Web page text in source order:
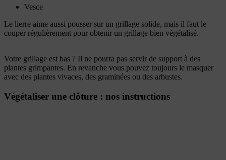
Vesce
Le lierre aime aussi pousser sur un grillage solide, mais il faut le
couper régulièrement pour obtenir un grillage bien végétalisé.
Votre grillage est bas ? Il ne pourra pas servir de support à des
plantes grimpantes. En revanche vous pouvez toujours le masquer
avec des plantes vivaces, des graminées ou des arbustes.
Végétaliser une clôture : nos instructions